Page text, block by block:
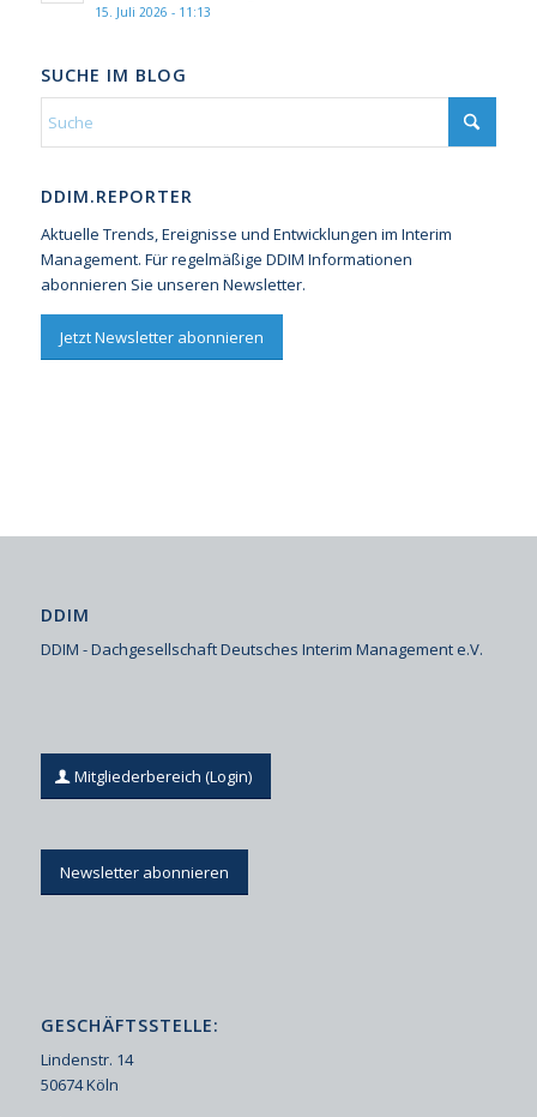
15. Juli 2026 - 11:13
SUCHE IM BLOG
DDIM.REPORTER
Aktuelle Trends, Ereignisse und Entwicklungen im Interim
Management. Für regelmäßige DDIM Informationen
abonnieren Sie unseren Newsletter.
Jetzt Newsletter abonnieren
DDIM
DDIM - Dachgesellschaft Deutsches Interim Management e.V.
Mitgliederbereich (Login)
Newsletter abonnieren
GESCHÄFTSSTELLE:
Lindenstr. 14
50674 Köln